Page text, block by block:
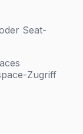
Seat-
Zugriff